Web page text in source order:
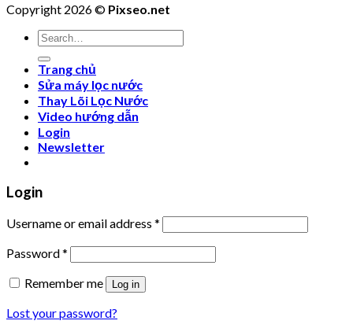
Copyright 2026 © Pixseo.net
Search
for:
Trang chủ
Sửa máy lọc nước
Thay Lõi Lọc Nước
Video hướng dẫn
Login
Newsletter
Login
Username or email address *
Password*
Remember me
Log in
Lost your password?